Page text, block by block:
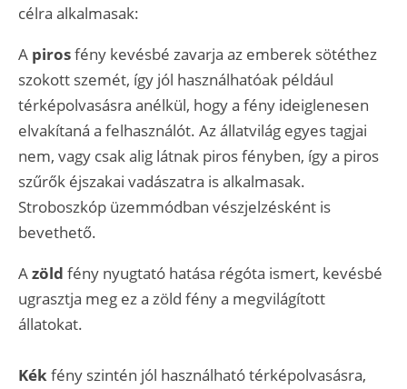
célra alkalmasak:
A pirosfény kevésbé zavarja az emberek sötéthez
szokott szemét, így jól használhatóak például
térképolvasásra anélkül, hogy a fény ideiglenesen
elvakítaná a felhasználót. Az állatvilág egyes tagjai
nem, vagy csak alig látnak piros fényben, így a piros
szűrők éjszakai vadászatra is alkalmasak.
Stroboszkóp üzemmódban vészjelzésként is
bevethető.
Azöld fény nyugtató hatása régóta ismert, kevésbé
ugrasztja meg ez a zöld fény a megvilágított
állatokat.
Kékfény szintén jól használható térképolvasásra,